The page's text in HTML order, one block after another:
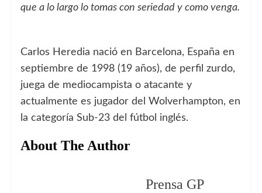
que a lo largo lo tomas con seriedad y como venga.
Carlos Heredia nació en Barcelona, España en
septiembre de 1998 (19 años), de perfil zurdo,
juega de mediocampista o atacante y
actualmente es jugador del Wolverhampton, en
la categoría Sub-23 del fútbol inglés.
About The Author
Prensa GP